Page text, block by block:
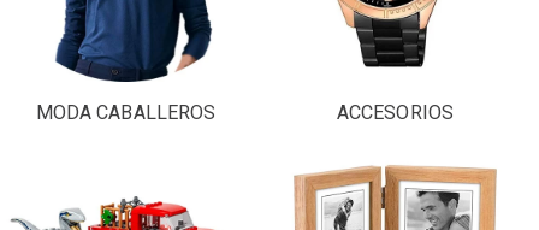
MODA CABALLEROS ACCESORIOS